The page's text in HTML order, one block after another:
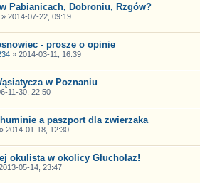
Pabianicach, Dobroniu, Rzgów?
2014-07-22, 09:19
- prosze o opinie
» 2014-03-11, 16:39
w Poznaniu
11-30, 22:50
a paszport dla zwierzaka
» 2014-01-18, 12:30
okulista w okolicy Głuchołaz!
05-14, 23:47